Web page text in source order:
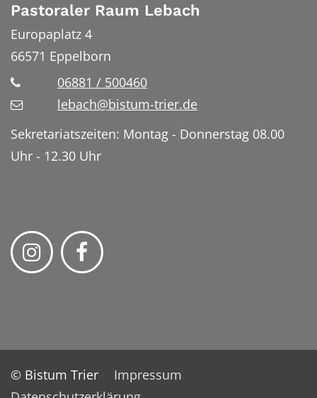
Pastoraler Raum Lebach
Europaplatz 4
66571 Eppelborn
06881 / 500460
lebach@bistum-trier.de
Sekretariatszeiten: Montag - Donnerstag 08.00
Uhr - 12.30 Uhr
© Bistum Trier
Impressum